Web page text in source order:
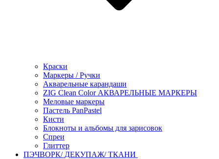
Краски
Маркеры / Ручки
Акварельные карандаши
ZIG Clean Color АКВАРЕЛЬНЫЕ МАРКЕРЫ
Меловые маркеры
Пастель PanPastel
Кисти
Блокноты и альбомы для зарисовок
Спреи
Глиттер
ПЭЧВОРК/ ДЕКУПАЖ/ ТКАНИ